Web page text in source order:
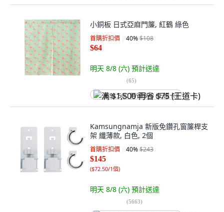
小銅板 日式亞麻門簾, 紅鶴 綠色
首購折扣價 40%$108
$64
明天 8/8 (六) 預計送達
(65)
满 $1,500 再省 $75 (王道卡)
Kamsungnamja 新版免鑽孔窗簾桿支
架 纖薄款, 白色, 2個
首購折扣價 40%$243
$145
($72.50/1個)
明天 8/8 (六) 預計送達
(5663)